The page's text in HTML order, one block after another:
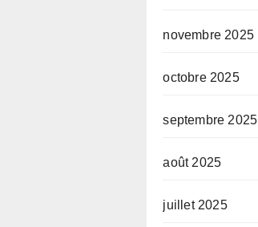
novembre 2025
octobre 2025
septembre 2025
août 2025
juillet 2025